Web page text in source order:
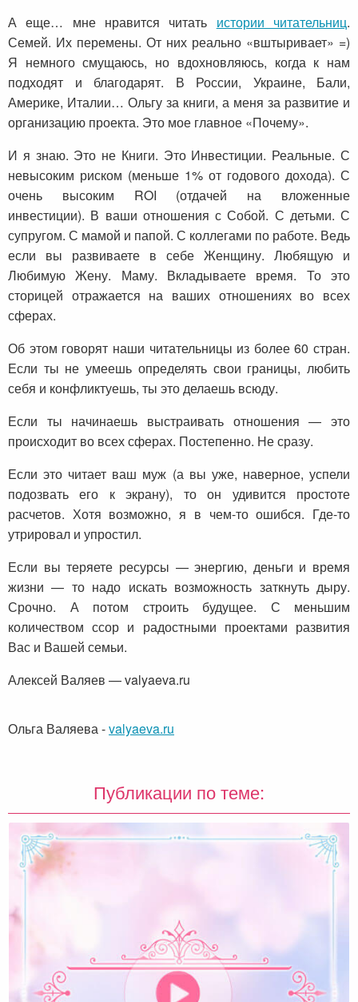
А еще… мне нравится читать истории читательниц.
Семей. Их перемены. От них реально «вштыривает» =)
Я немного смущаюсь, но вдохновляюсь, когда к нам
подходят и благодарят. В России, Украине, Бали,
Америке, Италии… Ольгу за книги, а меня за развитие и
организацию проекта. Это мое главное «Почему».
И я знаю. Это не Книги. Это Инвестиции. Реальные. С
невысоким риском (меньше 1% от годового дохода). С
очень высоким ROI (отдачей на вложенные
инвестиции). В ваши отношения с Собой. С детьми. С
супругом. С мамой и папой. С коллегами по работе. Ведь
если вы развиваете в себе Женщину. Любящую и
Любимую Жену. Маму. Вкладываете время. То это
сторицей отражается на ваших отношениях во всех
сферах.
Об этом говорят наши читательницы из более 60 стран.
Если ты не умеешь определять свои границы, любить
себя и конфликтуешь, ты это делаешь всюду.
Если ты начинаешь выстраивать отношения — это
происходит во всех сферах. Постепенно. Не сразу.
Если это читает ваш муж (а вы уже, наверное, успели
подозвать его к экрану), то он удивится простоте
расчетов. Хотя возможно, я в чем-то ошибся. Где-то
утрировал и упростил.
Если вы теряете ресурсы — энергию, деньги и время
жизни — то надо искать возможность заткнуть дыру.
Срочно. А потом строить будущее. С меньшим
количеством ссор и радостными проектами развития
Вас и Вашей семьи.
Алексей Валяев — valyaeva.ru
Ольга Валяева-valyaeva.ru
Публикации по теме: